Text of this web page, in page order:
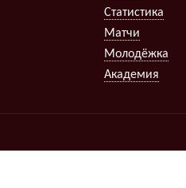
Статистика
Матчи
Молодёжка
Академия